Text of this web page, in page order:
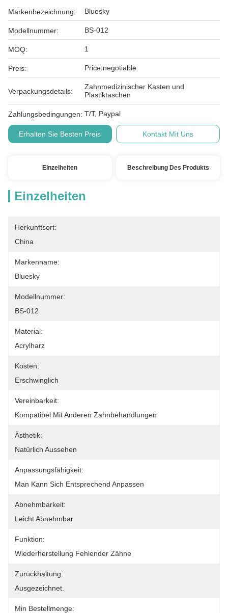
Markenbezeichnung: Bluesky
Modellnummer: BS-012
MOQ: 1
Preis: Price negotiable
Verpackungsdetails:
Zahnmedizinischer Kasten und
Plastiktaschen
Zahlungsbedingungen: T/T, Paypal
Erhalten Sie Besten Preis Kontakt Mit Uns
Einzelheiten Beschreibung Des Produkts
Einzelheiten
Herkunftsort:
China
Markenname:
Bluesky
Modellnummer:
BS-012
Material:
Acrylharz
Kosten:
Erschwinglich
Vereinbarkeit:
Kompatibel Mit Anderen Zahnbehandlungen
Ästhetik:
Natürlich Aussehen
Anpassungsfähigkeit:
Man Kann Sich Entsprechend Anpassen
Abnehmbarkeit:
Leicht Abnehmbar
Funktion:
Wiederherstellung Fehlender Zähne
Zurückhaltung:
Ausgezeichnet.
Min Bestellmenge: